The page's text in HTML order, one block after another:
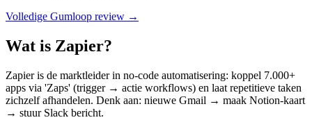
Volledige Gumloop review →
Wat is Zapier?
Zapier is de marktleider in no-code automatisering: koppel 7.000+
apps via 'Zaps' (trigger → actie workflows) en laat repetitieve taken
zichzelf afhandelen. Denk aan: nieuwe Gmail → maak Notion-kaart
→ stuur Slack bericht.